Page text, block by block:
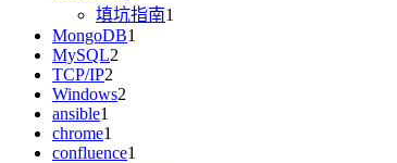
填坑指南1
MongoDB1
MySQL2
TCP/IP2
Windows2
ansible1
chrome1
confluence1